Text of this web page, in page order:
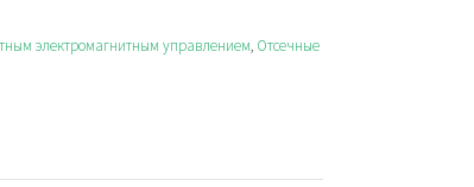
электромагнитным управлением, Отсечные